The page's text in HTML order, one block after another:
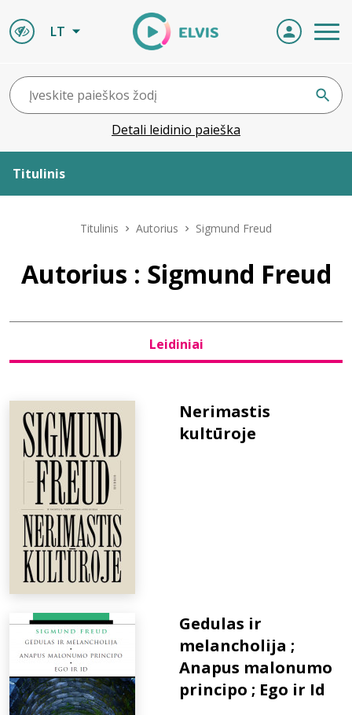
LT
Detali leidinio paieška
Titulinis
Leidiniai
D.U.K.
Titulinis Autorius Sigmund Freud
Autorius : Sigmund Freud
Leidiniai
Nerimastis
kultūroje
Gedulas ir
melancholija ;
Anapus malonumo
principo ; Ego ir Id